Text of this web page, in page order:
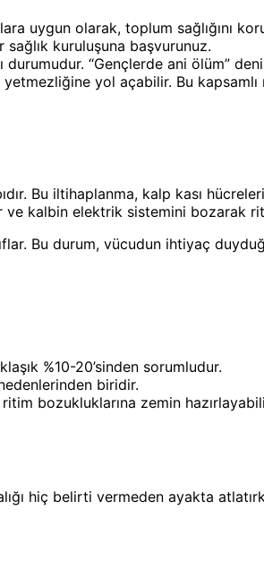
uygun olarak, toplum sağlığını
kuruluşuna başvurunuz.
“Gençlerde ani ölüm”
yol açabilir. Bu
Bu iltihaplanma, kalp kası
kalbin elektrik sistemini bozarak
Bu durum, vücudun ihtiyaç
%10-20’sinden sorumludur.
biridir.
bozukluklarına zemin
hiç belirti vermeden ayakta